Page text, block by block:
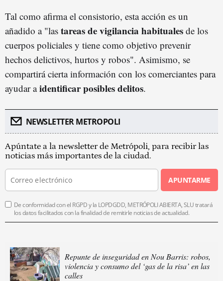
Tal como afirma el consistorio, esta acción es un
añadido a "las tareas de vigilancia habituales de los
cuerpos policiales y tiene como objetivo prevenir
hechos delictivos, hurtos y robos". Asimismo, se
compartirá cierta información con los comerciantes para
ayudar aidentificar posibles delitos.
NEWSLETTER METROPOLI
Apúntate a la newsletter de Metrópoli, para recibir las
noticias más importantes de la ciudad.
APUNTARME
De conformidad con el RGPD y la LOPDGDD, METRÓPOLI ABIERTA, SLU tratará
los datos facilitados con la finalidad de remitirle noticias de actualidad.
Repunte de inseguridad en Nou Barris: robos,
violencia y consumo del ‘gas de la risa’ en las
calles